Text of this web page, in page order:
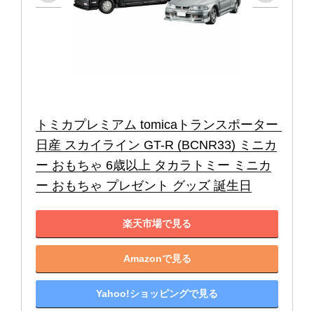
トミカプレミアム tomicaトランスポーター
日産 スカイライン GT-R (BCNR33) ミニカ
ー おもちゃ 6歳以上 タカラトミー ミニカ
ー おもちゃ プレゼント グッズ 誕生日
楽天市場で見る
Amazonで見る
Yahoo!ショッピングで見る